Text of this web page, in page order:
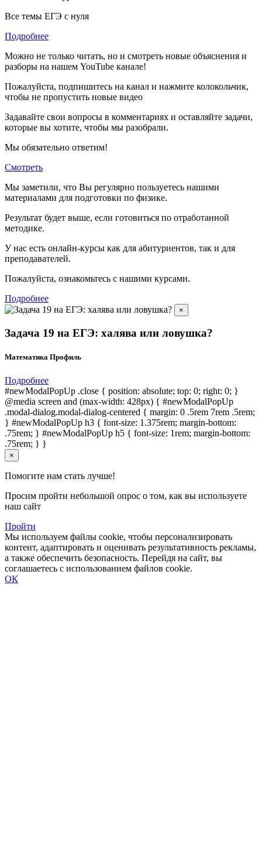
Все темы ЕГЭ с нуля
Подробнее
Можно не только читать, но и смотреть новые объяснения и
разборы на нашем YouTube канале!
Пожалуйста, подпишитесь на канал и нажмите колокольчик,
чтобы не пропустить новые видео
Задавайте свои вопросы в комментариях и оставляйте задачи,
которые вы хотите, чтобы мы разобрали.
Мы обязательно ответим!
Смотреть
Мы заметили, что Вы регулярно пользуетесь нашими
материалами для подготовки по физике.
Результат будет выше, если готовиться по отработанной
методике.
У нас есть онлайн-курсы как для абитуриентов, так и для
преподавателей.
Пожалуйста, ознакомьтесь с нашими курсами.
Подробнее
×
Задача 19 на ЕГЭ: халява или ловушка?
Математика Профиль
Подробнее
#newModalPopUp .close { position: absolute; top: 0; right: 0; }
@media screen and (max-width: 428px) { #newModalPopUp
.modal-dialog.modal-dialog-centered { margin: 0 .5rem 7rem .5rem;
} #newModalPopUp h3 { font-size: 1.375rem; margin-bottom:
.75rem; } #newModalPopUp h5 { font-size: 1rem; margin-bottom:
.75rem; } }
×
Помогите нам стать лучше!
Просим пройти небольшой опрос о том, как вы используете
наш сайт
Пройти
Мы используем файлы cookie, чтобы персонализировать
контент, адаптировать и оценивать результативность рекламы,
а также обеспечить безопасность. Перейдя на сайт, вы
соглашаетесь с использованием файлов cookie.
ОК